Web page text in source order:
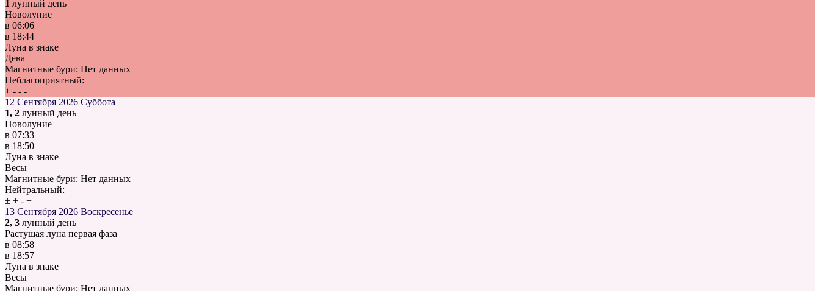
1 лунный день
Новолуние
в 06:06
в 18:44
Луна в знаке
Дева
Магнитные бури: Нет данных
Неблагоприятный:
+ - - -
12 Сентября 2026 Суббота
1, 2 лунный день
Новолуние
в 07:33
в 18:50
Луна в знаке
Весы
Магнитные бури: Нет данных
Нейтральный:
± + - +
13 Сентября 2026 Воскресенье
2, 3 лунный день
Растущая луна первая фаза
в 08:58
в 18:57
Луна в знаке
Весы
Магнитные бури: Нет данных